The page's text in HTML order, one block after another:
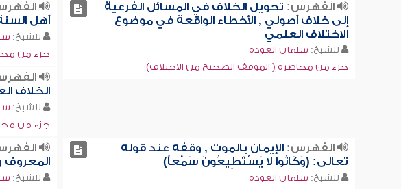
الفهرس: تحويل الخلاف في المسائل الفرعية
إلى خلاف أصولي , الأخطاء الواقعة في موضوع
الاختلاف العلمي
للشيخ: سلمان العودة
جزء من محاضرة ( الموقف الصحيح من الاختلاف)
أهل
للشيخ:
جزء من
الخلاف
للشيخ:
جزء من
الفهرس:الإيمان بالموت , وقفه عند قوله
تعالى: (وَكَانُوا لا يَسْتَطِيعُونَ سَمْعاً)
للشيخ: سلمان العودة
المعروف
للشيخ: